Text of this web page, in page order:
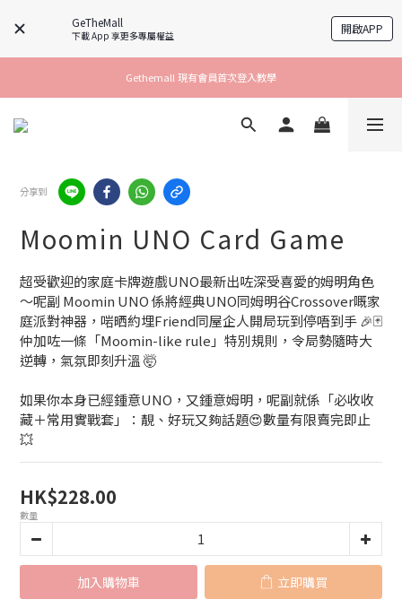
GeTheMall
下載 App 享更多專屬權益 開啟APP
Gethemall 現有會員首次登入教學
分享到
Moomin UNO Card Game
超受歡迎的家庭卡牌遊戲UNO最新出咗深受喜愛的姆明角色
～呢副 Moomin UNO 係將經典UNO同姆明谷Crossover嘅家
庭派對神器，啱晒約埋Friend同屋企人開局玩到停唔到手 🎉🃏
仲加咗一條「Moomin-like rule」特別規則，令局勢隨時大
逆轉，氣氛即刻升溫 🤯
如果你本身已經鍾意UNO，又鍾意姆明，呢副就係「必收收
藏＋常用實戰套」：靚、好玩又夠話題😍數量有限賣完即止
💥
HK$228.00
數量
加入購物車 立即購買